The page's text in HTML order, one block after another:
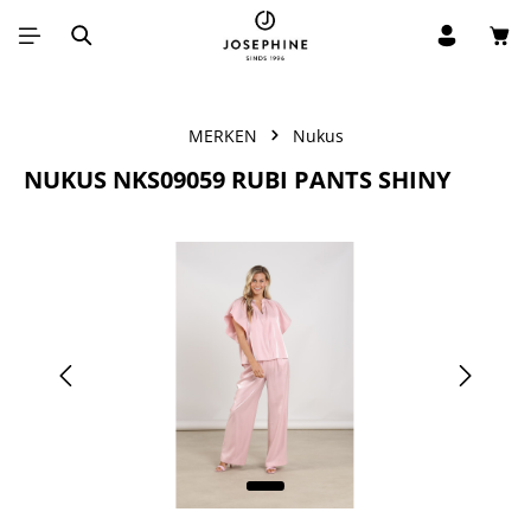
Ga naar de hoofdinhoud
MERKEN Nukus
NUKUS NKS09059 RUBI PANTS SHINY